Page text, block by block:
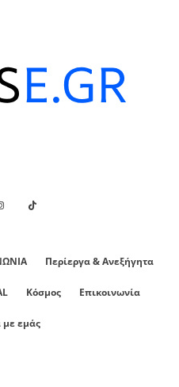
Περίεργα & Ανεξήγητα
Κόσμος Επικοινωνία
με εμάς